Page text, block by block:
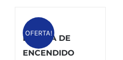
OFERTA!
BOBINA DE
ENCENDIDO